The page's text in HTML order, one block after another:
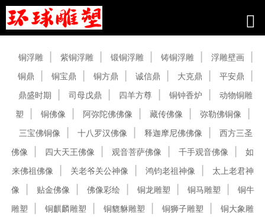
铜浮雕 紫铜浮雕 锻铜浮雕 铸铜浮雕
浮雕壁画
铜鼎
铜宝鼎 铜方鼎 诚信鼎 大克鼎
平安鼎
鼎盛时期
司母戊鼎 四羊方尊 铜钟香炉
动物铜雕
塑
铜佛像 阿弥陀佛佛像 藏传佛像
弥勒佛铜像
三宝佛铜像
十八罗汉佛像 释迦摩尼佛佛像
西方三圣
佛像
四大天王佛像 观音菩萨佛像 千手观音佛像
如
来佛祖佛像
关老爷关公神像 鸿钧老祖神像
太上老君神
像
贴金佛像 佛像彩绘 铜龙雕塑 铜马雕塑
铜牛
雕塑
铜麒麟雕塑 铜貔貅雕塑 铜狮子雕塑
铜大象雕